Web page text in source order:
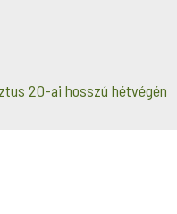
20-ai hosszú hétvégén